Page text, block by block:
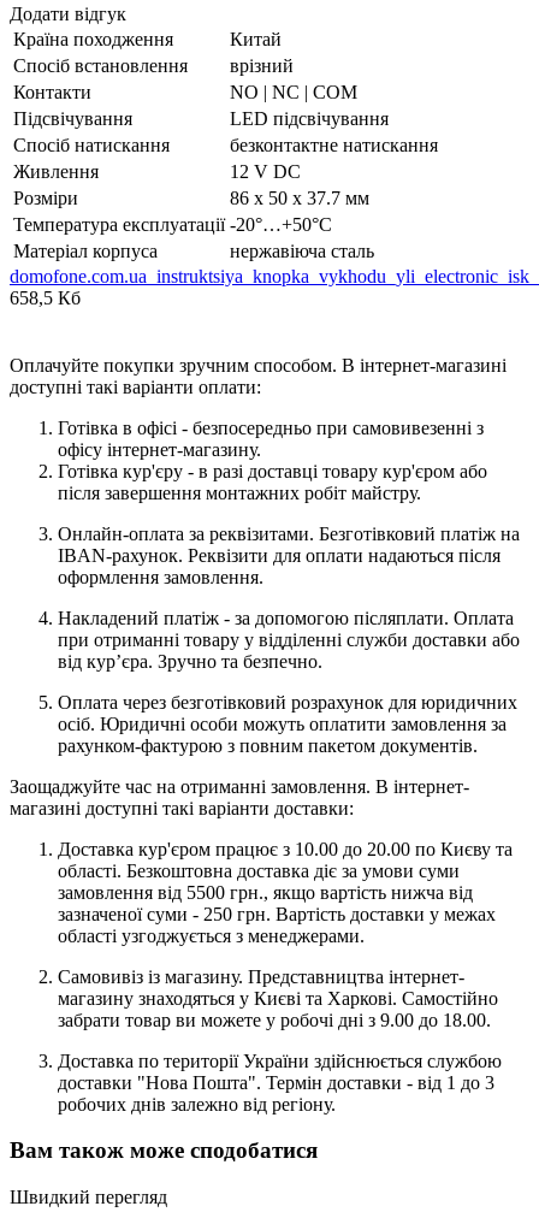
Додати відгук
Країна походження
Китай
Спосіб встановлення
врізний
Контакти
NO | NC | COM
Підсвічування
LED підсвічування
Спосіб натискання
безконтактне натискання
Живлення
12 V DC
Розміри
86 х 50 х 37.7 мм
Температура експлуатації -20°…+50°C
Матеріал корпуса
нержавіюча сталь
658,5 Кб
Оплачуйте покупки зручним способом. В інтернет-магазині
доступні такі варіанти оплати:
Готівка в офісі - безпосередньо при самовивезенні з
офісу інтернет-магазину.
Готівка кур'єру - в разі доставці товару кур'єром або
після завершення монтажних робіт майстру.
Онлайн-оплата за реквізитами. Безготівковий платіж на
IBAN-рахунок. Реквізити для оплати надаються після
оформлення замовлення.
Накладений платіж - за допомогою післяплати. Оплата
при отриманні товару у відділенні служби доставки або
від кур’єра. Зручно та безпечно.
Оплата через безготівковий розрахунок для юридичних
осіб. Юридичні особи можуть оплатити замовлення за
рахунком-фактурою з повним пакетом документів.
Заощаджуйте час на отриманні замовлення. В інтернет-
магазині доступні такі варіанти доставки:
Доставка кур'єром працює з 10.00 до 20.00 по Києву та
області. Безкоштовна доставка діє за умови суми
замовлення від 5500 грн., якщо вартість нижча від
зазначеної суми - 250 грн. Вартість доставки у межах
області узгоджується з менеджерами.
Самовивіз із магазину. Представництва інтернет-
магазину знаходяться у Києві та Харкові. Самостійно
забрати товар ви можете у робочі дні з 9.00 до 18.00.
Доставка по території України здійснюється службою
доставки "Нова Пошта". Термін доставки - від 1 до 3
робочих днів залежно від регіону.
Вам також може сподобатися
Швидкий перегляд